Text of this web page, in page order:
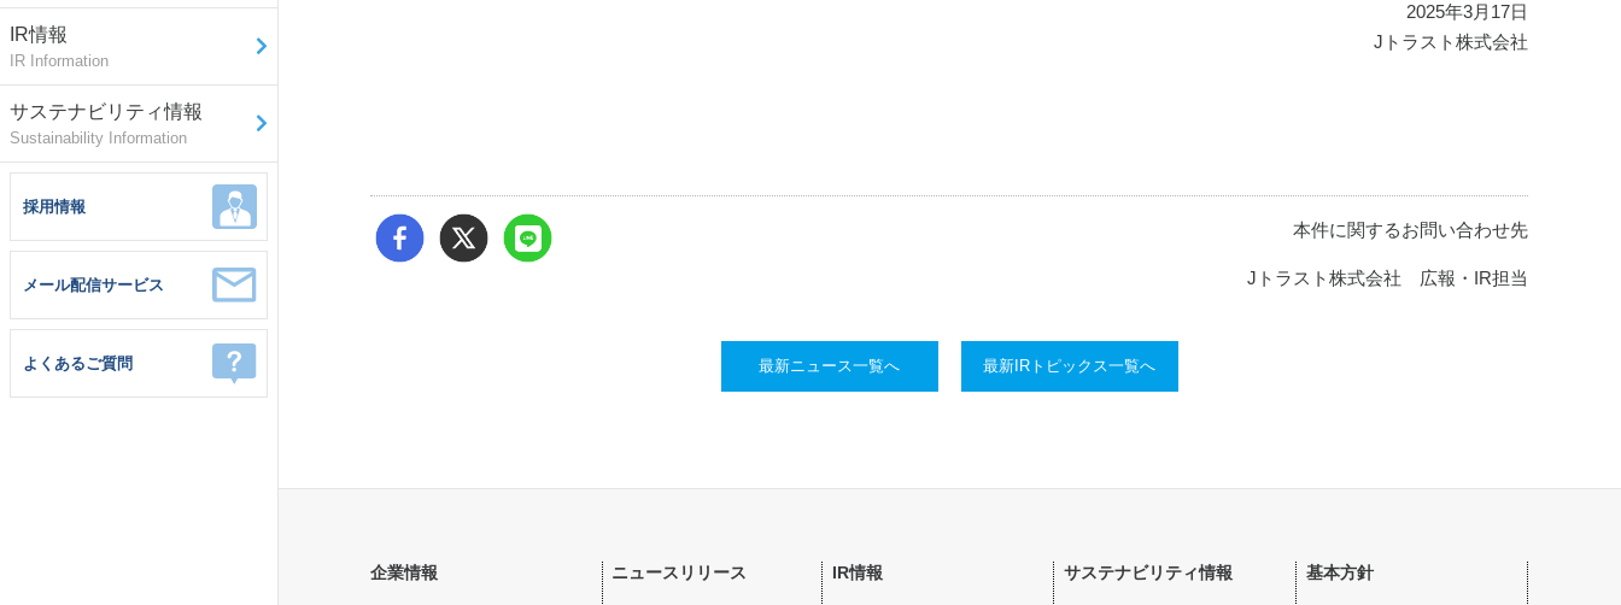
IR情報
IR Information
サステナビリティ情報
Sustainability Information
採用情報
メール配信サービス
よくあるご質問
2025年3月17日
Jトラスト株式会社
本件に関するお問い合わせ先
Jトラスト株式会社 広報・IR担当
最新ニュース一覧へ 最新IRトピックス一覧へ
企業情報 ニュースリリース IR情報 サステナビリティ情報 基本方針